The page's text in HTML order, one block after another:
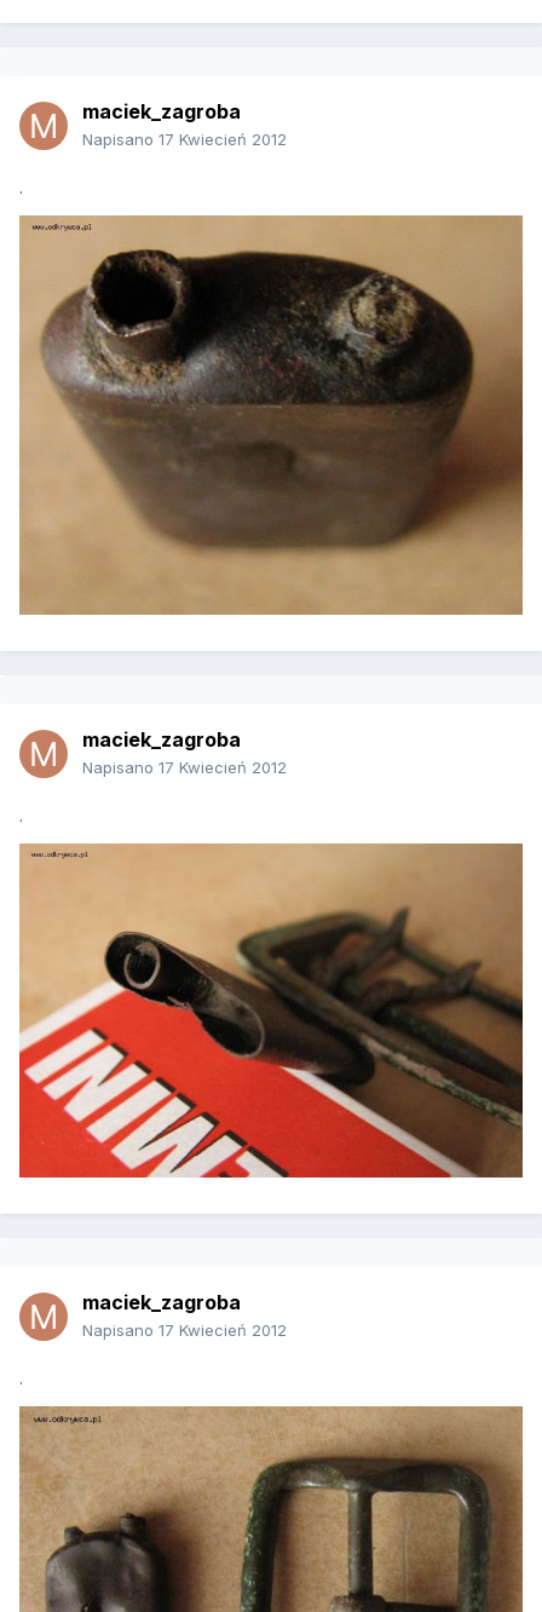
maciek_zagroba
Napisano 17 Kwiecień 2012
.
maciek_zagroba
Napisano 17 Kwiecień 2012
.
maciek_zagroba
Napisano 17 Kwiecień 2012
.